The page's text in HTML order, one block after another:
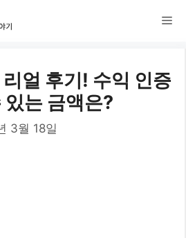
메
얼 후기! 수익 인증
있는 금액은?
3월 18일